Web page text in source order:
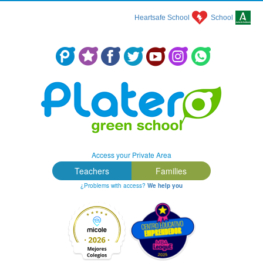
Heartsafe School School
Colegio Concertado en Málaga: Platero Green School
Access your Private Area
Teachers Families
¿Problems with access? We help you